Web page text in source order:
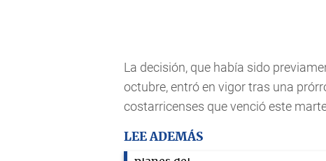
La decisión, que había sido
octubre, entró en vigor tras una
costarricenses que venció este
LEE ADEMÁS